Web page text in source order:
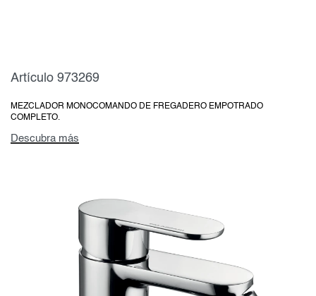
Artículo 973269
MEZCLADOR MONOCOMANDO DE FREGADERO EMPOTRADO
COMPLETO.
Descubra más